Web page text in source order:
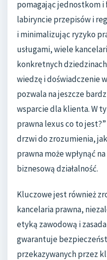
pomagając jednostkom i
labiryncie przepisów i
i minimalizując ryzyko
usługami, wiele
konkretnych
wiedzę i doświadczenie
pozwala na jeszcze
wsparcie dla klienta. W
prawna lexus co to
drzwi do zrozumienia,
prawna może wpłynąć
biznesową działalność.
Kluczowe jest również
kancelaria prawna,
etyką zawodową i
gwarantuje
przekazywanych przez